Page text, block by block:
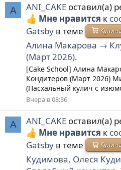
A ANI_CAKE оставил(а)
Мне нравится к
Gatsby в теме
Алина Макарова →
(Март 2026).
[Cake School] Алина
Кондитеров (Март 2026)
(Пасхальный кулич с
Вчера в 08:36
A ANI_CAKE оставил(а)
Мне нравится к
Gatsby в теме
Кудимова, Олеся